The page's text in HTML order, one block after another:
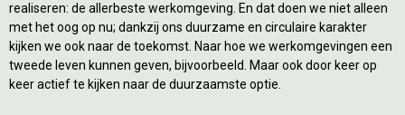
realiseren: de allerbeste werkomgeving. En dat doen we niet alleen
met het oog op nu; dankzij ons duurzame en circulaire karakter
kijken we ook naar de toekomst. Naar hoe we werkomgevingen een
tweede leven kunnen geven, bijvoorbeeld. Maar ook door keer op
keer actief te kijken naar de duurzaamste optie.